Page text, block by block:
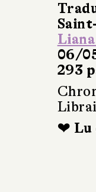
06/
293
❤ Lu